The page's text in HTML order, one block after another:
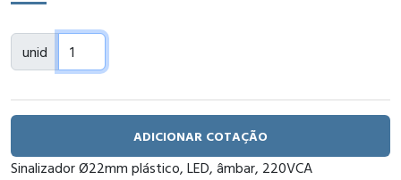
unid
ADICIONAR COTAÇÃO
Sinalizador Ø22mm plástico, LED, âmbar, 220VCA